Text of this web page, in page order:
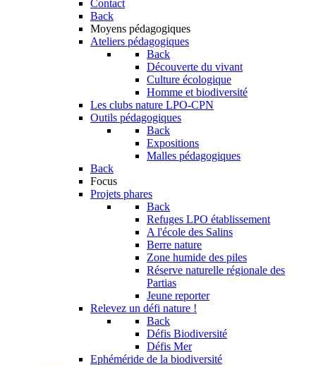
Contact
Back
Moyens pédagogiques
Ateliers pédagogiques
Back
Découverte du vivant
Culture écologique
Homme et biodiversité
Les clubs nature LPO-CPN
Outils pédagogiques
Back
Expositions
Malles pédagogiques
Back
Focus
Projets phares
Back
Refuges LPO établissement
A l'école des Salins
Berre nature
Zone humide des piles
Réserve naturelle régionale des
Partias
Jeune reporter
Relevez un défi nature !
Back
Défis Biodiversité
Défis Mer
Ephéméride de la biodiversité